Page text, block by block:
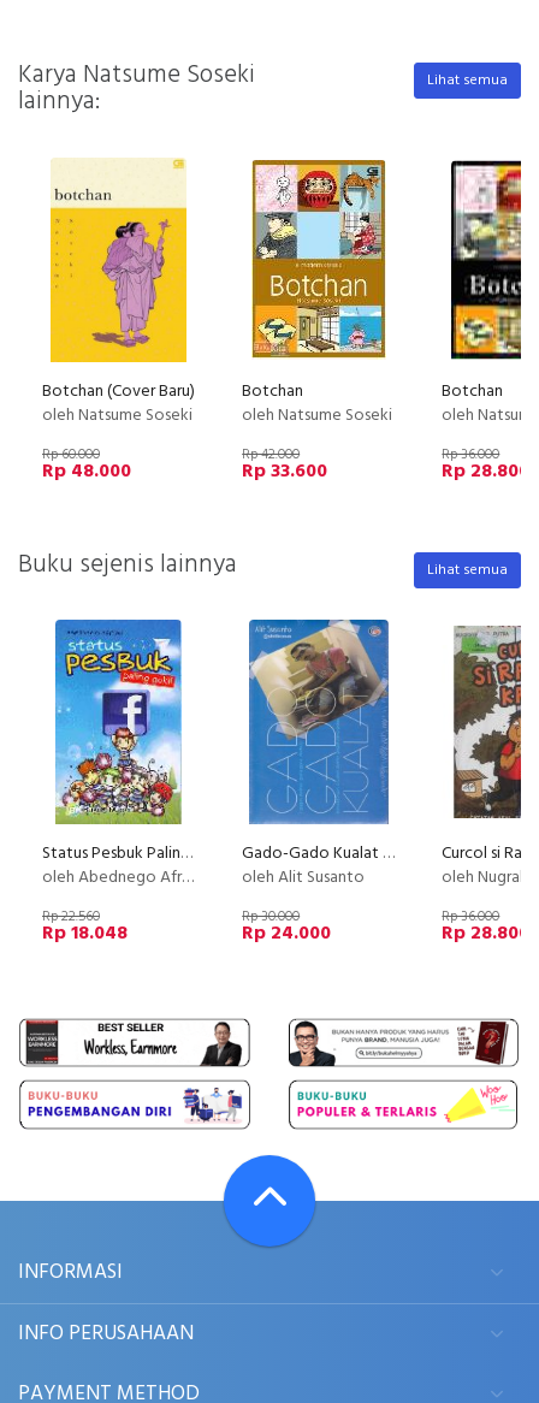
Karya Natsume Soseki
lainnya:
Lihat semua
Botchan (Cover Baru)
oleh Natsume Soseki
Rp 60.000
Rp 48.000
Botchan
oleh Natsume Soseki
Rp 42.000
Rp 33.600
Botchan
oleh
Rp 36.000
Rp 28.800
Buku sejenis lainnya Lihat semua
Status Pesbuk Paling Gokil
oleh Abednego Afriadi
Rp 22.560
Rp 18.048
Gado-Gado Kualat Minibook
oleh Alit Susanto
Rp 30.000
Rp 24.000
oleh Nugraha
Rp 36.000
Rp 28.800
INFORMASI
INFO PERUSAHAAN
PAYMENT METHOD